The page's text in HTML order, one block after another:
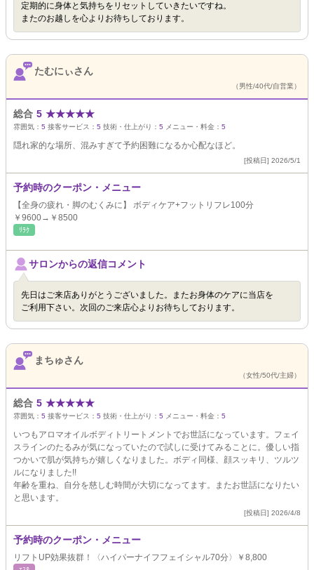
定期的に身体と気持ちをリセットしていきたいですね。
またのお越しを心よりお待ちしております。
たむにぃさん
（男性/40代/自営業）
総合 5 ★★★★★
雰囲気： 5 接客サービス： 5 技術・仕上がり： 5 メニュー・料金： 5
隠れ家的な場所、混みすぎて予約困難になるか心配なほど。
[投稿日] 2026/5/1
予約時のクーポン・メニュー
【全身の疲れ・脚のむくみに】 ボディケア+フットリフレ100分
￥9600→￥8500
ﾘﾗｸ
サロンからの返信コメント
先日はご来店ありがとうございました。またお身体のケアに当店を
ご利用下さい。次回のご来店心よりお待ちしております。
まちゅさん
（女性/50代/主婦）
総合 5 ★★★★★
雰囲気： 5 接客サービス： 5 技術・仕上がり： 5 メニュー・料金： 5
いつもアロマオイルボディトリートメントでお世話になっています。フェイ
スラインのたるみが気になっていたので試しに受けてみることに。優しい指
つかいで肌が気持ちが嬉しくなりました。ボディ同様、顔スッキリ、ツルツ
ルになりました!!
年齢を重ね、自分を慈しむ時間が大切になってます。またお世話になりたい
と思います。
[投稿日] 2026/4/8
予約時のクーポン・メニュー
リフトUP効果抜群！〈ハイパーナイフフェイシャル70分〉￥8,800